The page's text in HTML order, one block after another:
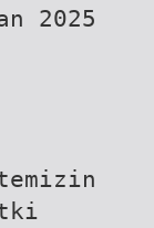
2025